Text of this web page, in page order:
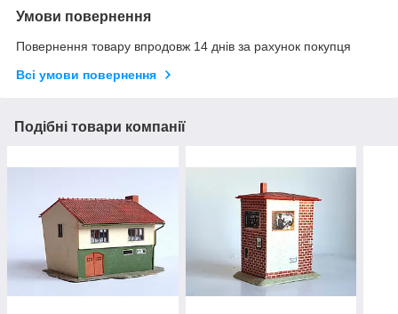
Умови повернення
Повернення товару впродовж 14 днів за рахунок покупця
Всі умови повернення
Подібні товари компанії